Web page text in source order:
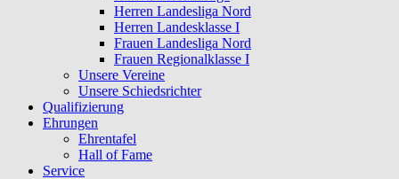
Herren Landesliga Nord
Herren Landesklasse I
Frauen Landesliga Nord
Frauen Regionalklasse I
Unsere Vereine
Unsere Schiedsrichter
Qualifizierung
Ehrungen
Ehrentafel
Hall of Fame
Service